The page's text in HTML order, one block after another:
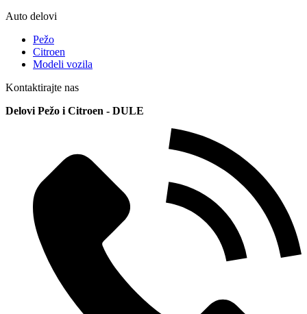
Auto delovi
Pežo
Citroen
Modeli vozila
Kontaktirajte nas
Delovi Pežo i Citroen - DULE